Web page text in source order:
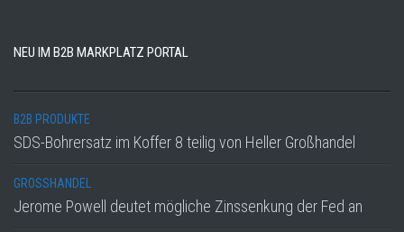
NEU IM B2B MARKPLATZ PORTAL
B2B PRODUKTE
SDS-Bohrersatz im Koffer 8 teilig von Heller Großhandel
GROSSHANDEL
Jerome Powell deutet mögliche Zinssenkung der Fed an